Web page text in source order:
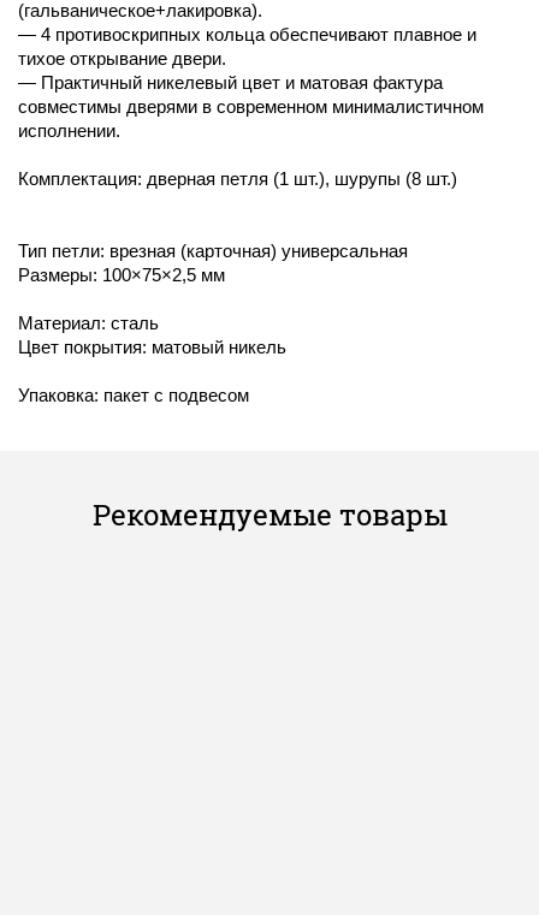
(гальваническое+лакировка).
— 4 противоскрипных кольца обеспечивают плавное и
тихое открывание двери.
— Практичный никелевый цвет и матовая фактура
совместимы дверями в современном минималистичном
исполнении.
Комплектация: дверная петля (1 шт.), шурупы (8 шт.)
Тип петли: врезная (карточная) универсальная
Размеры: 100×75×2,5 мм
Материал: сталь
Цвет покрытия: матовый никель
Упаковка: пакет с подвесом
Рекомендуемые товары